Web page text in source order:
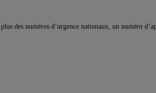
des numéros d’urgence nationaux, un numéro